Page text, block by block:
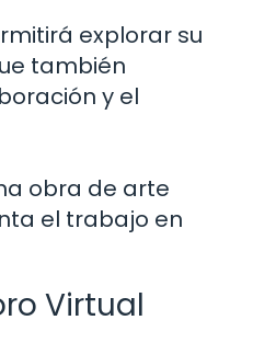
explorar su
también
y el
obra de arte
el trabajo en
Virtual